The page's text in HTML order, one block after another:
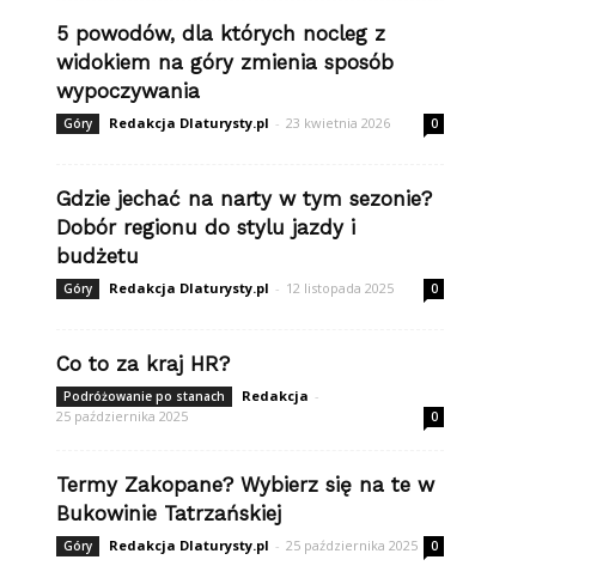
5 powodów, dla których nocleg z
widokiem na góry zmienia sposób
wypoczywania
Góry Redakcja Dlaturysty.pl - 23 kwietnia 2026 0
Gdzie jechać na narty w tym sezonie?
Dobór regionu do stylu jazdy i
budżetu
Góry Redakcja Dlaturysty.pl - 12 listopada 2025 0
Co to za kraj HR?
Podróżowanie po stanach Redakcja -
25 października 2025
0
Termy Zakopane? Wybierz się na te w
Bukowinie Tatrzańskiej
Góry Redakcja Dlaturysty.pl - 25 października 2025 0